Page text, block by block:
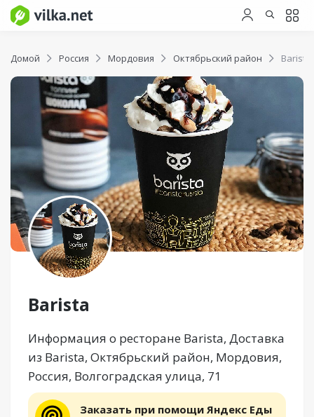
Домой Россия Мордовия Октябрьский район Barista
Barista
Информация о ресторане Barista, Доставка
из Barista, Октябрьский район, Мордовия,
Россия, Волгоградская улица, 71
Заказать при помощи Яндекс Еды